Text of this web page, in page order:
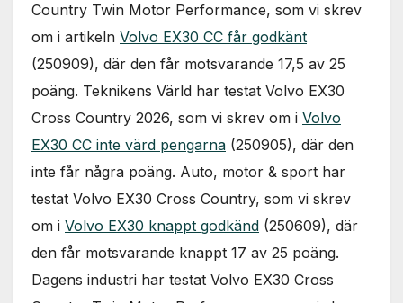
Country Twin Motor Performance, som vi skrev
om i artikeln Volvo EX30 CC får godkänt
(250909), där den får motsvarande 17,5 av 25
poäng. Teknikens Värld har testat Volvo EX30
Cross Country 2026, som vi skrev om i Volvo
EX30 CC inte värd pengarna (250905), där den
inte får några poäng. Auto, motor & sport har
testat Volvo EX30 Cross Country, som vi skrev
om i Volvo EX30 knappt godkänd (250609), där
den får motsvarande knappt 17 av 25 poäng.
Dagens industri har testat Volvo EX30 Cross
behövs för
att hemsidan
över huvud
taget ska
Statistik
kunna
förbättra
hemsidans
funktionalitet
och
baserat på